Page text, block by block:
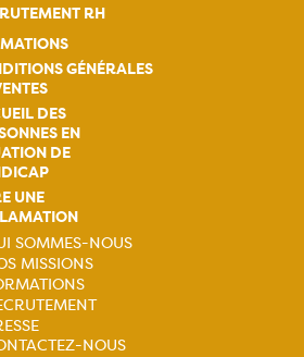
RH
GÉNÉRALES
DES
EN
DE
UNE
SOMMES-NOUS
MISSIONS
NOUS